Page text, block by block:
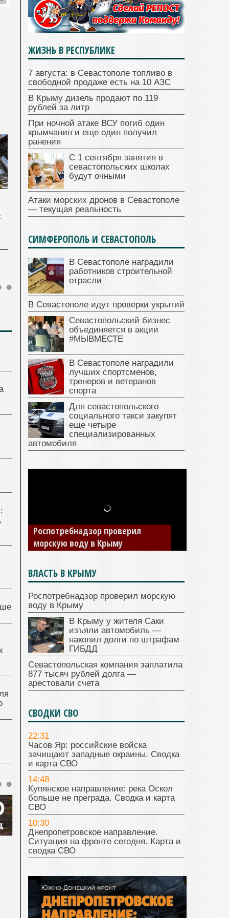
ЖИЗНЬ В РЕСПУБЛИКЕ
7 августа: в Севастополе топливо в
свободной продаже есть на 10 АЗС
В Крыму дизель продают по 119
рублей за литр
При ночной атаке ВСУ погиб один
крымчанин и еще один получил
ранения
С 1 сентября занятия в
севастопольских школах
будут очными
Атаки морских дронов в Севастополе
— текущая реальность
СИМФЕРОПОЛЬ И СЕВАСТОПОЛЬ
В Севастополе наградили
работников строительной
отрасли
В Севастополе идут проверки укрытий
Севастопольский бизнес
объединяется в акции
#МЫВМЕСТЕ
В Севастополе наградили
лучших спортсменов,
тренеров и ветеранов
спорта
Для севастопольского
социального такси закупят
еще четыре
специализированных
автомобиля
Роспотребнадзор проверил
морскую воду в Крыму
ВЛАСТЬ В КРЫМУ
Роспотребнадзор проверил морскую
воду в Крыму
В Крыму у жителя Саки
изъяли автомобиль —
накопил долги по штрафам
ГИБДД
Севастопольская компания заплатила
877 тысяч рублей долга —
арестовали счета
СВОДКИ СВО
22:31
Часов Яр: российские войска
зачищают западные окраины. Сводка
и карта СВО
14:48
Купянское направление: река Оскол
больше не преграда. Сводка и карта
СВО
10:30
Днепропетровское направление.
Ситуация на фронте сегодня. Карта и
сводка СВО